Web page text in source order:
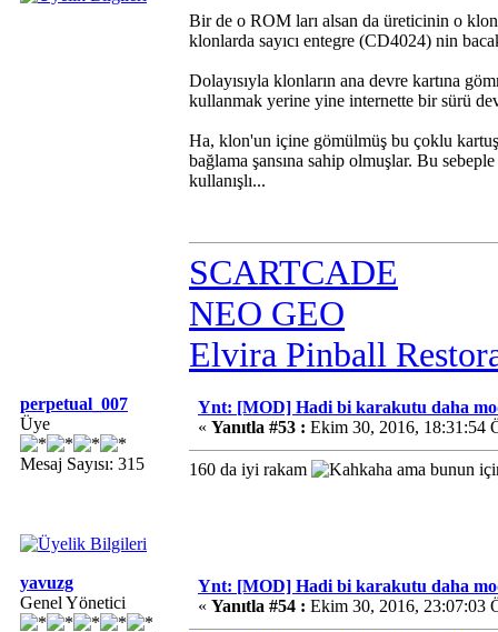
Bir de o ROM ları alsan da üreticinin o
klonlarda sayıcı entegre (CD4024) nin
Dolayısıyla klonların ana devre kartına
kullanmak yerine yine internette bir sürü
Ha, klon'un içine gömülmüş bu çoklu
bağlama şansına sahip olmuşlar. Bu
kullanışlı...
SCARTCADE
NEO GEO
Elvira Pinball
perpetual_007
Üye
Mesaj Sayısı: 315
Ynt: [MOD] Hadi bi karakutu daha
« Yanıtla #53 : Ekim 30, 2016, 18:31:54
160 da iyi rakam ama bunun
yavuzg
Genel Yönetici
Ynt: [MOD] Hadi bi karakutu daha
« Yanıtla #54 : Ekim 30, 2016, 23:07:03